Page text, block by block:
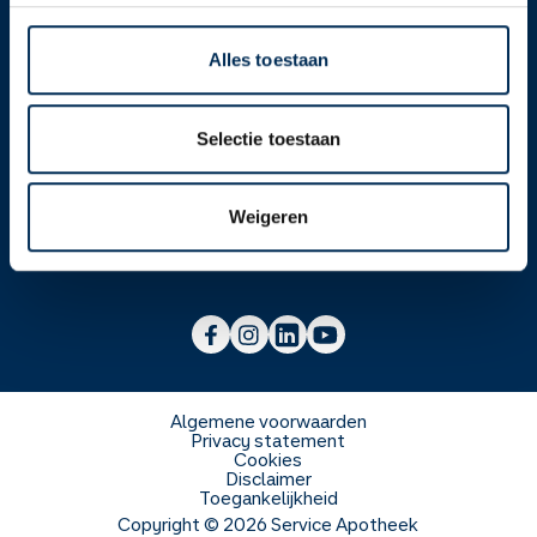
Alles toestaan
Selectie toestaan
Weigeren
Over ons
Over Service Apotheek
Over Mosadex
Franchise informatie
Werken bij
Werken bij het hoofdkantoor
Wetenschap en onderzoek
Voorlichting scholen
Algemene voorwaarden
Privacy statement
Cookies
Disclaimer
Toegankelijkheid
Copyright © 2026 Service Apotheek